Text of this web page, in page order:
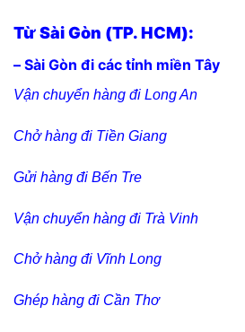
Từ Sài Gòn (TP. HCM):
– Sài Gòn đi các tỉnh miền Tây
Vận chuyển hàng đi Long An
Chở hàng đi Tiền Giang
Gửi hàng đi Bến Tre
Vận chuyển hàng đi Trà Vinh
Chở hàng đi Vĩnh Long
Ghép hàng đi Cần Thơ